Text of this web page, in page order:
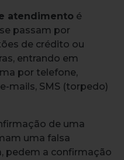
atendimento é
passam por
de crédito ou
entrando em
por telefone,
mails, SMS (torpedo)
de uma
uma falsa
pedem a confirmação